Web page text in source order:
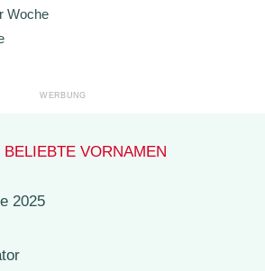
Woche
VORNAMEN
2025